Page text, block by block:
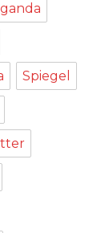
Spiegel